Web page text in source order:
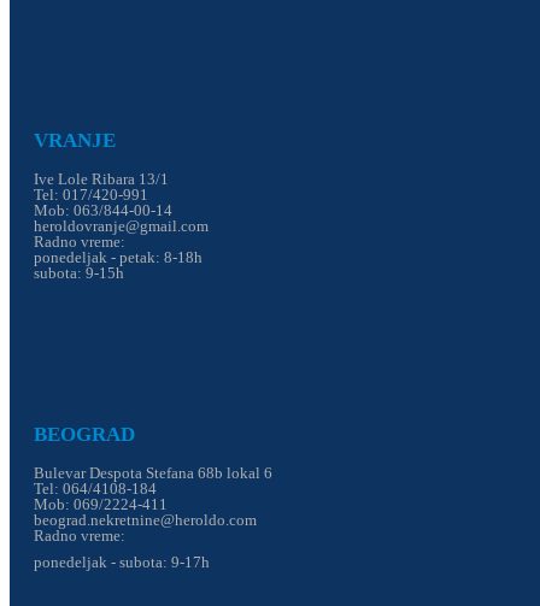
VRANJE
Ive Lole Ribara 13/1
Tel: 017/420-991
Mob: 063/844-00-14
heroldovranje@gmail.com
Radno vreme:
ponedeljak - petak: 8-18h
subota: 9-15h
BEOGRAD
Bulevar Despota Stefana 68b lokal 6
Tel: 064/4108-184
Mob: 069/2224-411
beograd.nekretnine@heroldo.com
Radno vreme:
ponedeljak - subota: 9-17h